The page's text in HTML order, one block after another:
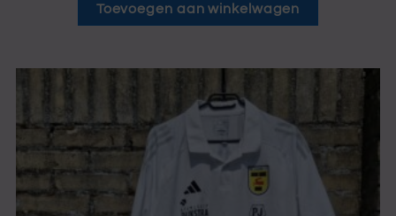
Toevoegen aan winkelwagen